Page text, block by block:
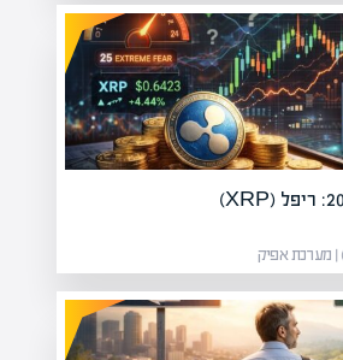
שוק הקריפטו ב-2026: ריפל (XRP)